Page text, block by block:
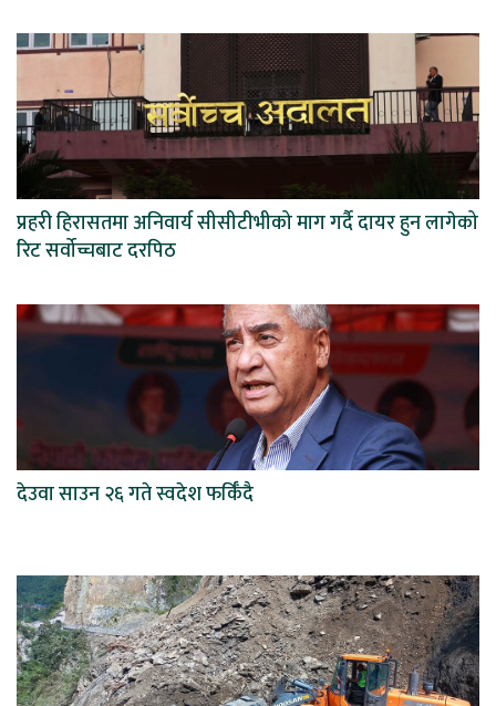
प्रहरी हिरासतमा अनिवार्य सीसीटीभीको माग गर्दै दायर हुन लागेको
रिट सर्वोच्चबाट दरपिठ
देउवा साउन २६ गते स्वदेश फर्किँदै